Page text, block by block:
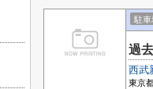
駐車
過
西武
東京